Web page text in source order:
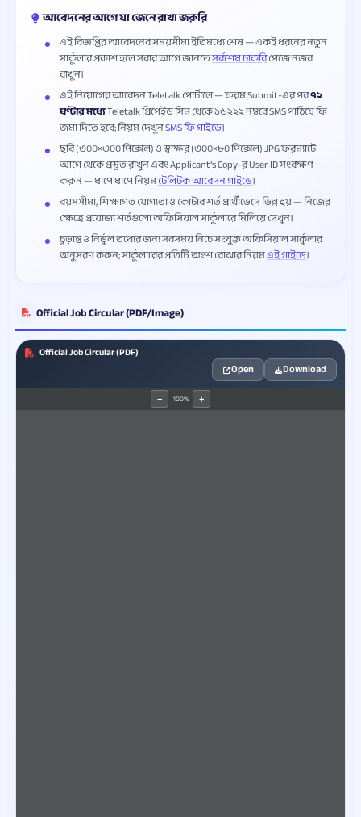
আবেদনের আগে যা জেনে রাখা জরুরি
এই বিজ্ঞপ্তির আবেদনের সময়সীমা ইতিমধ্যে শেষ — একই ধরনের নতুন
সার্কুলার প্রকাশ হলে সবার আগে জানতেসর্বশেষ চাকরিপেজে নজর
রাখুন।
এই নিয়োগের আবেদন Teletalk পোর্টালে — ফরম Submit-এর পর৭২
ঘণ্টার মধ্যেTeletalk প্রিপেইড সিম থেকে ১৬২২২ নম্বরে SMS পাঠিয়ে ফি
জমা দিতে হবে; নিয়ম দেখুনSMS ফি গাইডে।
ছবি (৩০০×৩০০ পিক্সেল) ও স্বাক্ষর (৩০০×৮০ পিক্সেল) JPG ফরম্যাটে
আগে থেকে প্রস্তুত রাখুন এবং Applicant’s Copy-র User ID সংরক্ষণ
করুন — ধাপে ধাপে নিয়মটেলিটক আবেদন গাইডে।
বয়সসীমা, শিক্ষাগত যোগ্যতা ও কোটার শর্ত প্রার্থীভেদে ভিন্ন হয় — নিজের
ক্ষেত্রে প্রযোজ্য শর্তগুলো অফিসিয়াল সার্কুলারে মিলিয়ে দেখুন।
চূড়ান্ত ও নির্ভুল তথ্যের জন্য সবসময় নিচে সংযুক্ত অফিসিয়াল সার্কুলার
অনুসরণ করুন; সার্কুলারের প্রতিটি অংশ বোঝার নিয়মএই গাইডে।
Official Job Circular (PDF/Image)
Official Job Circular (PDF)
Open Download
− 100% +